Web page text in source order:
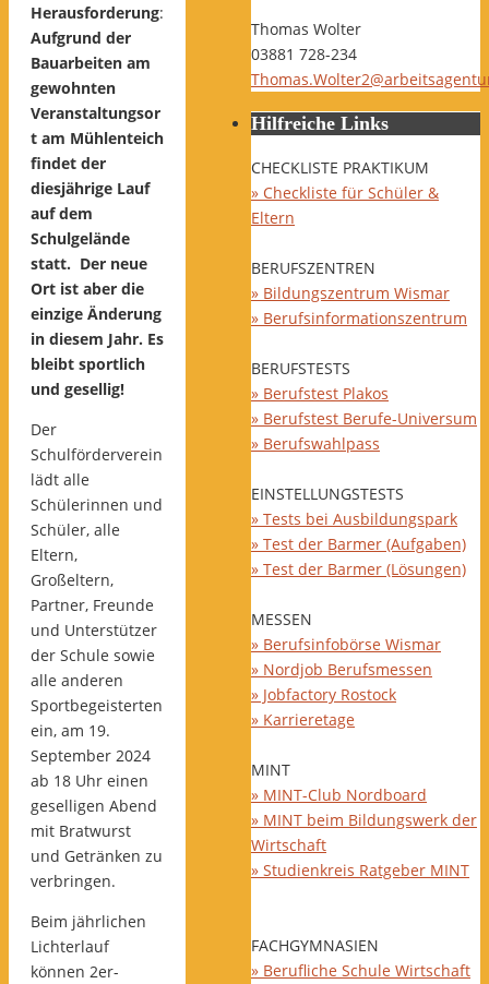
Herausforderung:
Aufgrund der
Bauarbeiten am
gewohnten
Veranstaltungsor
t am Mühlenteich
findet der
diesjährige Lauf
auf dem
Schulgelände
statt. Der neue
Ort ist aber die
einzige Änderung
in diesem Jahr. Es
bleibt sportlich
und gesellig!
Der
Schulförderverein
lädt alle
Schülerinnen und
Schüler, alle
Eltern,
Großeltern,
Partner, Freunde
und Unterstützer
der Schule sowie
alle anderen
Sportbegeisterten
ein, am 19.
September 2024
ab 18 Uhr einen
geselligen Abend
mit Bratwurst
und Getränken zu
verbringen.
Beim jährlichen
Lichterlauf
können 2er-
Thomas Wolter
03881 728-234
Hilfreiche Links
CHECKLISTE PRAKTIKUM
» Checkliste für Schüler &
Eltern
BERUFSZENTREN
» Bildungszentrum Wismar
» Berufsinformationszentrum
BERUFSTESTS
» Berufstest Plakos
» Berufstest Berufe-Universum
» Berufswahlpass
EINSTELLUNGSTESTS
» Tests bei Ausbildungspark
» Test der Barmer (Aufgaben)
» Test der Barmer (Lösungen)
MESSEN
» Berufsinfobörse Wismar
» Nordjob Berufsmessen
» Jobfactory Rostock
» Karrieretage
MINT
» MINT-Club Nordboard
» MINT beim Bildungswerk der
Wirtschaft
» Studienkreis Ratgeber MINT
FACHGYMNASIEN
» Berufliche Schule Wirtschaft